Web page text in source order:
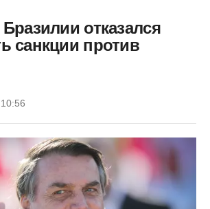
отказался
санкции против